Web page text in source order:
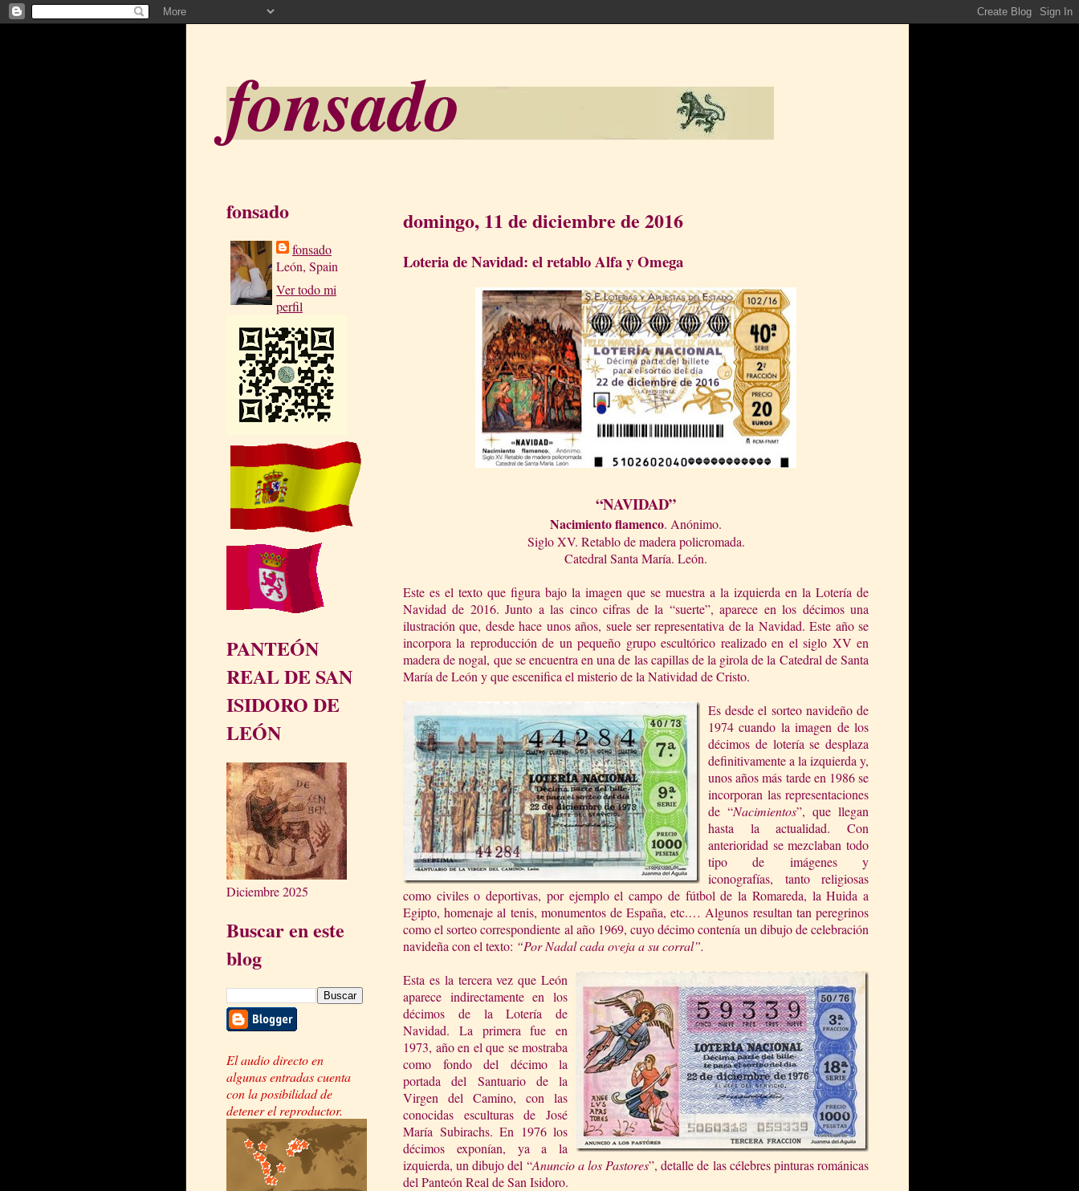
fonsado
fonsado
fonsado
León, Spain
Ver todo mi
perfil
PANTEÓN
REAL DE SAN
ISIDORO DE
LEÓN
Diciembre 2025
Buscar en este
blog
El audio directo en
algunas entradas cuenta
con la posibilidad de
detener el reproductor.
domingo, 11 de diciembre de 2016
Loteria de Navidad: el retablo Alfa y Omega
“NAVIDAD”
Nacimiento flamenco. Anónimo.
Siglo XV. Retablo de madera policromada.
Catedral Santa María. León.
Este es el texto que figura bajo la imagen que se muestra a la izquierda en la Lotería de
Navidad de 2016. Junto a las cinco cifras de la “suerte”, aparece en los décimos una
ilustración que, desde hace unos años, suele ser representativa de la Navidad. Este año se
incorpora la reproducción de un pequeño grupo escultórico realizado en el siglo XV en
madera de nogal, que se encuentra en una de las capillas de la girola de la Catedral de Santa
María de León y que escenifica el misterio de la Natividad de Cristo.
Es desde el sorteo navideño de
1974 cuando la imagen de los
décimos de lotería se desplaza
definitivamente a la izquierda y,
unos años más tarde en 1986 se
incorporan las representaciones
de “Nacimientos”, que llegan
hasta la actualidad. Con
anterioridad se mezclaban todo
tipo de imágenes y
iconografías, tanto religiosas
como civiles o deportivas, por ejemplo el campo de fútbol de la Romareda, la Huida a
Egipto, homenaje al tenis, monumentos de España, etc.… Algunos resultan tan peregrinos
como el sorteo correspondiente al año 1969, cuyo décimo contenía un dibujo de celebración
navideña con el texto: “Por Nadal cada oveja a su corral”.
Esta es la tercera vez que León
aparece indirectamente en los
décimos de la Lotería de
Navidad. La primera fue en
1973, año en el que se mostraba
como fondo del décimo la
portada del Santuario de la
Virgen del Camino, con las
conocidas esculturas de José
María Subirachs. En 1976 los
décimos exponían, ya a la
izquierda, un dibujo del “Anuncio a los Pastores”, detalle de las célebres pinturas románicas
del Panteón Real de San Isidoro.